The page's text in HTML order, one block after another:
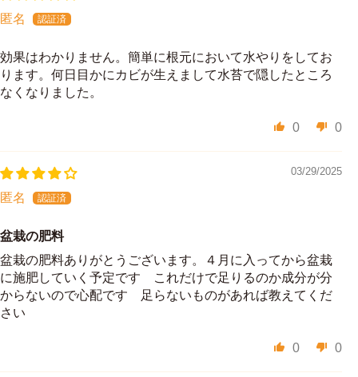
匿名
効果はわかりません。簡単に根元において水やりをしてお
ります。何日目かにカビが生えまして水苔で隠したところ
なくなりました。
0 0
03/29/2025
匿名
盆栽の肥料
盆栽の肥料ありがとうございます。４月に入ってから盆栽
に施肥していく予定です これだけで足りるのか成分が分
からないので心配です 足らないものがあれば教えてくだ
さい
0 0